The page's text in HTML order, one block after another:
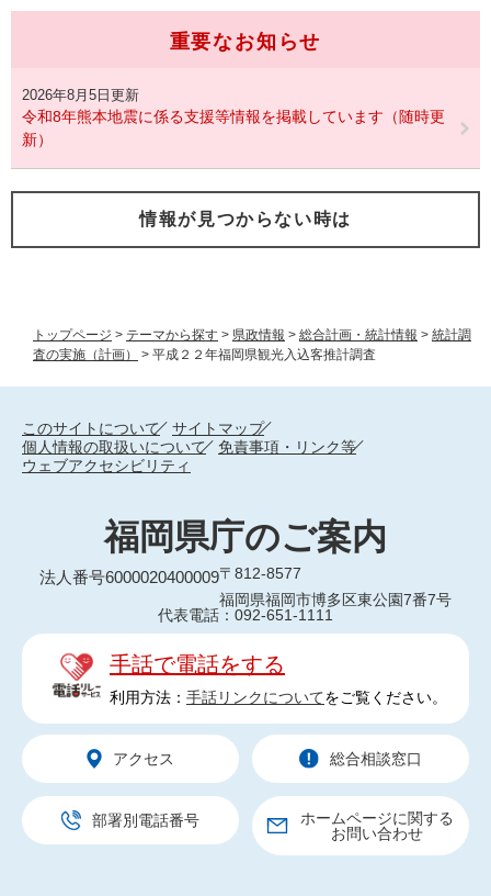
トップページ > テーマから探す > 県政情報 > 総合計画・統計情報 > 統計調
査の実施（計画）
> 平成２２年福岡県観光入込客推計調査
重要なお知らせ
2026年8月5日更新
令和8年熊本地震に係る支援等情報を掲載しています（随時更
新）
情報が見つからない時は
このサイトについて
サイトマップ
個人情報の取扱いについて
免責事項・リンク等
ウェブアクセシビリティ
福岡県庁のご案内
法人番号6000020400009〒812-8577
福岡県福岡市博多区東公園7番7号
代表電話：092-651-1111
手話で電話をする
利用方法： 手話リンクについてをご覧ください。
アクセス 総合相談窓口
部署別電話番号
ホームページに関する
お問い合わせ